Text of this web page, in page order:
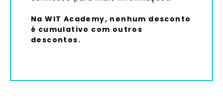
Na WIT Academy, nenhum desconto
é cumulativo com outros
descontos.